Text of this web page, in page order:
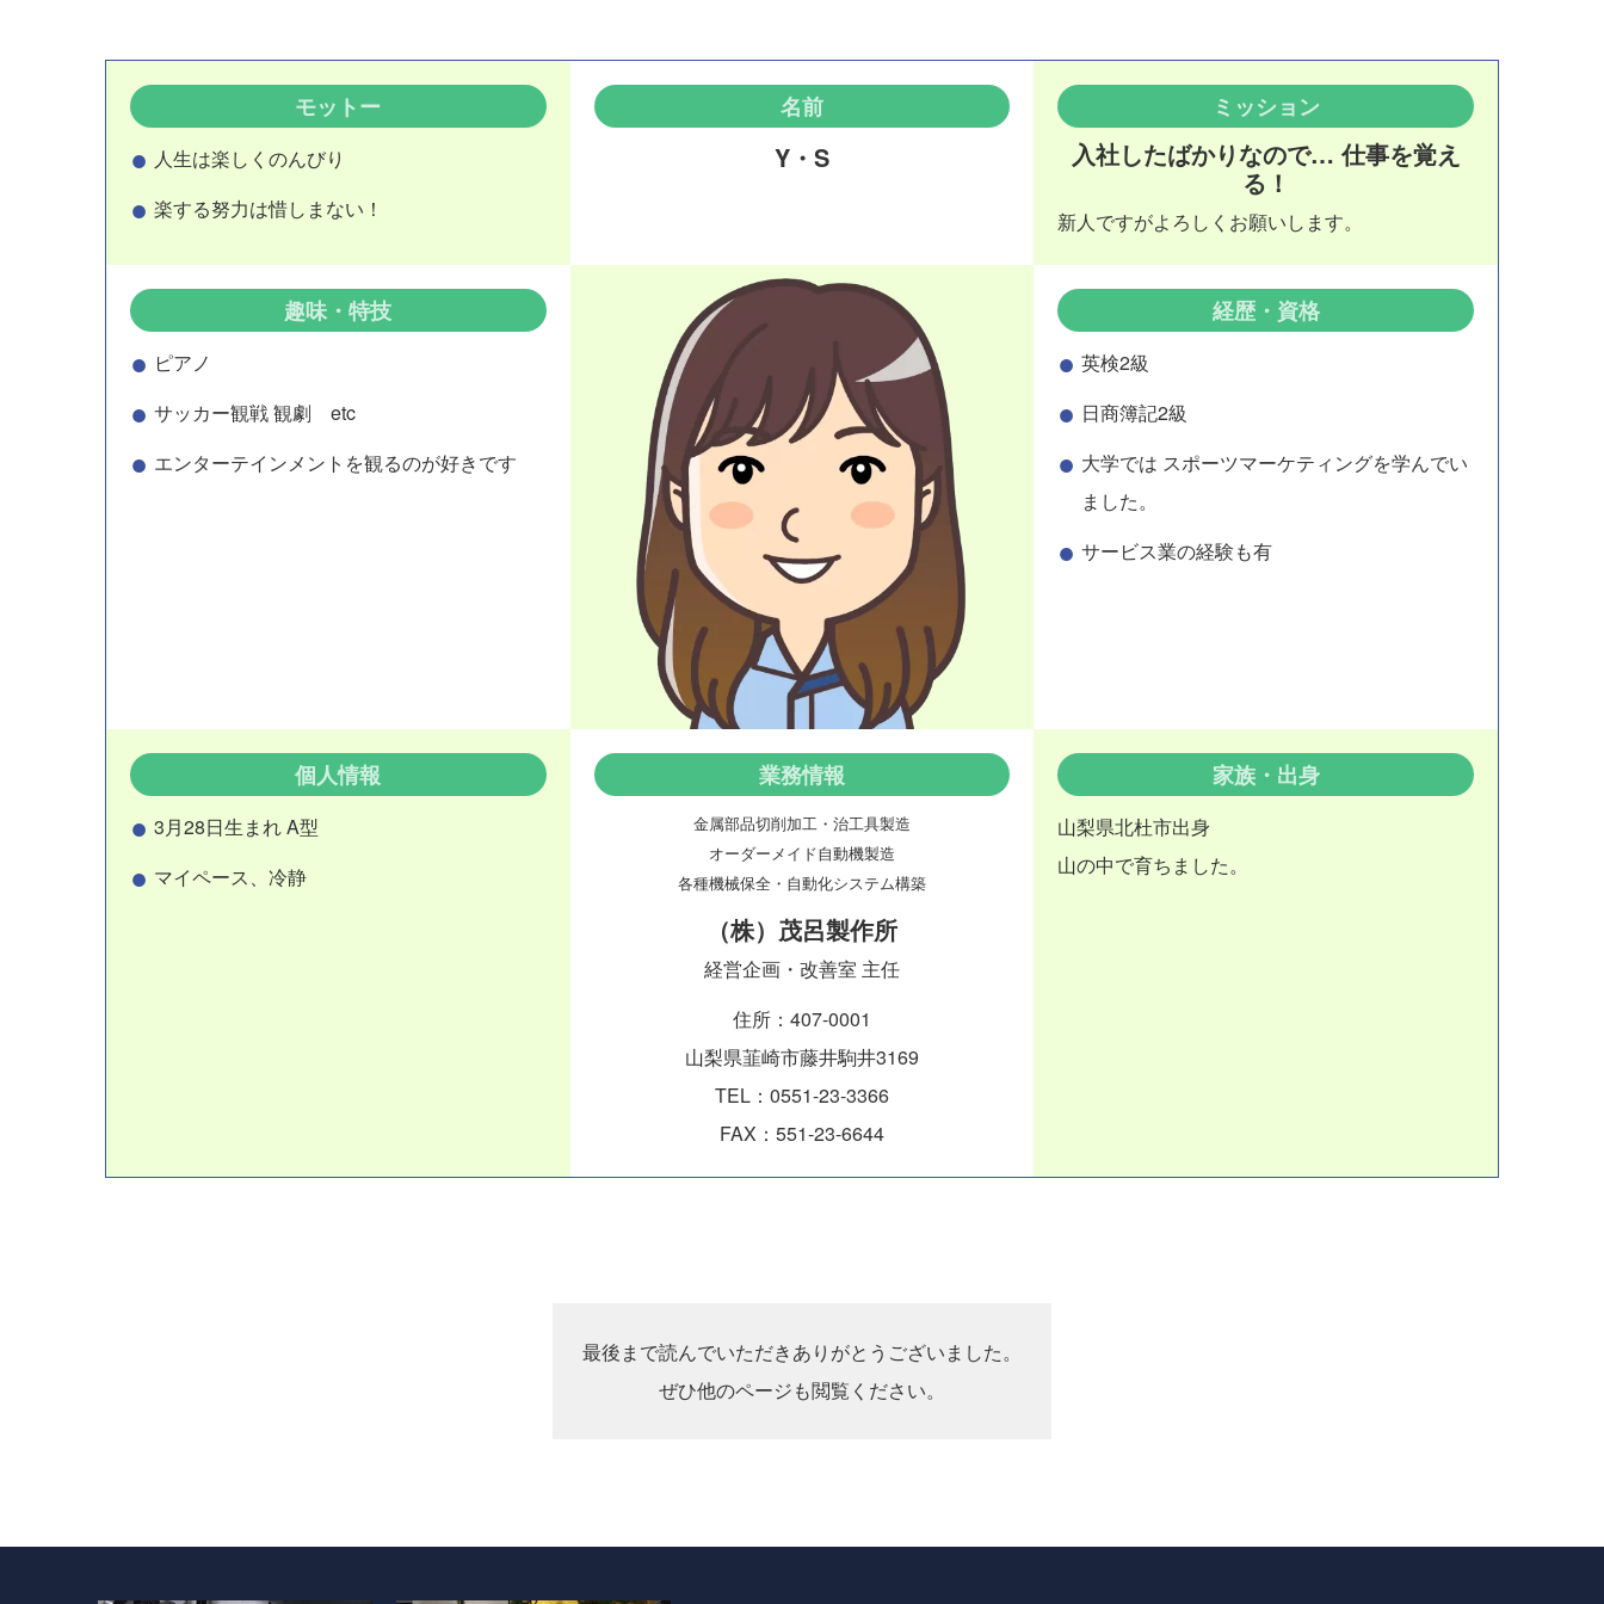
モットー
人生は楽しくのんびり
楽する努力は惜しまない！
名前
Y・S
ミッション
入社したばかりなので… 仕事を覚え
る！
新人ですがよろしくお願いします。
趣味・特技
ピアノ
サッカー観戦 観劇 etc
エンターテインメントを観るのが好きです
経歴・資格
英検2級
日商簿記2級
大学では スポーツマーケティングを学んでい
ました。
サービス業の経験も有
個人情報
3月28日生まれ A型
マイペース、冷静
業務情報
金属部品切削加工・治工具製造
オーダーメイド自動機製造
各種機械保全・自動化システム構築
（株）茂呂製作所
経営企画・改善室 主任
住所：407-0001
山梨県韮崎市藤井駒井3169
TEL：0551-23-3366
FAX：551-23-6644
家族・出身
山梨県北杜市出身
山の中で育ちました。
最後まで読んでいただきありがとうございました。
ぜひ他のページも閲覧ください。